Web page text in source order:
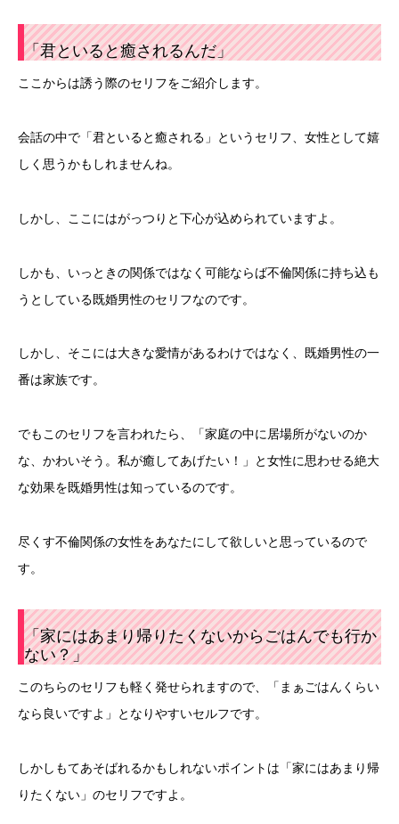
「君といると癒されるんだ」
ここからは誘う際のセリフをご紹介します。
会話の中で「君といると癒される」というセリフ、女性として嬉
しく思うかもしれませんね。
しかし、ここにはがっつりと下心が込められていますよ。
しかも、いっときの関係ではなく可能ならば不倫関係に持ち込も
うとしている既婚男性のセリフなのです。
しかし、そこには大きな愛情があるわけではなく、既婚男性の一
番は家族です。
でもこのセリフを言われたら、「家庭の中に居場所がないのか
な、かわいそう。私が癒してあげたい！」と女性に思わせる絶大
な効果を既婚男性は知っているのです。
尽くす不倫関係の女性をあなたにして欲しいと思っているので
す。
「家にはあまり帰りたくないからごはんでも行か
ない？」
このちらのセリフも軽く発せられますので、「まぁごはんくらい
なら良いですよ」となりやすいセルフです。
しかしもてあそばれるかもしれないポイントは「家にはあまり帰
りたくない」のセリフですよ。